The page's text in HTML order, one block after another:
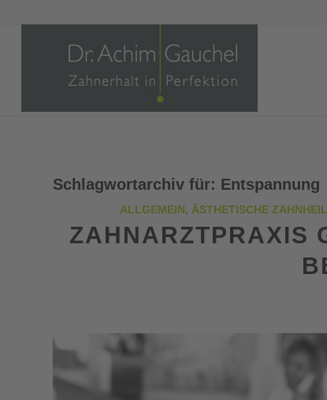
Schlagwortarchiv für: Entspannung
ALLGEMEIN, ÄSTHETISCHE
ZAHNARZTPRAXIS